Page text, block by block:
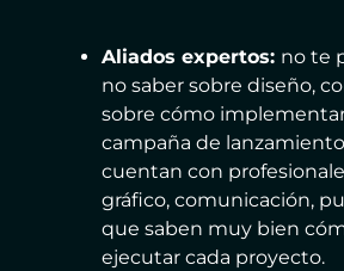
Aliados expertos: no te
no saber sobre diseño,
sobre cómo
campaña de
cuentan con
gráfico, comunicación,
que saben muy bien
ejecutar cada proyecto.